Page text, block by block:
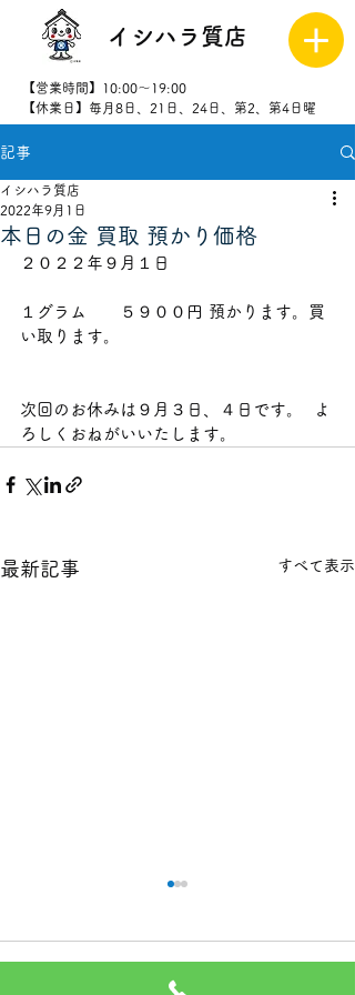
イシハラ質店
【営業時間】10:00～19:00
【休業日】毎月8日、21日、24日、第2、第4日曜
8523
記事
本日の金 買取 預かり価格
イシハラ質店
2022年9月1日
２０２２年９月１日
１グラム　　５９００円 預かります。買
い取ります。
次回のお休みは９月３日、４日です。  よ
ろしくおねがいいたします。
最新記事 すべて表示
格